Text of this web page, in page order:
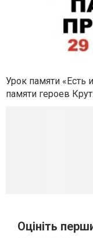
Урок памяти «Есть
памяти героев Крут.
Оцініть